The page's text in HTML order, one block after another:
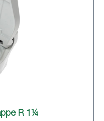
R 1¼